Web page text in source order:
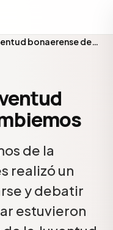
bonaerense de…
de la
realizó un
y debatir
estuvieron